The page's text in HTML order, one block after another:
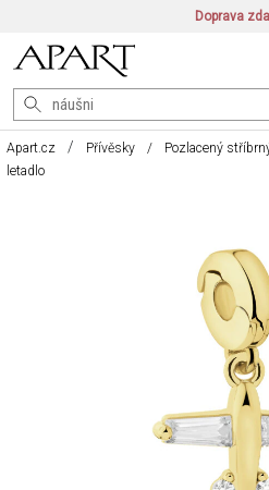
Doprava
Apart.cz Přívěsky
Pozlacený
letadlo